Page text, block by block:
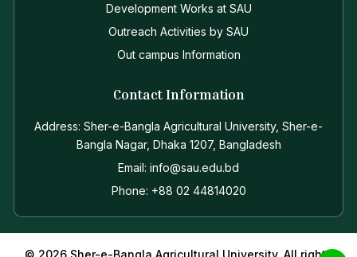
Development Works at SAU
Outreach Activities by SAU
Out campus Information
Contact Information
Address: Sher-e-Bangla Agricultural University, Sher-e-
Bangla Nagar, Dhaka 1207, Bangladesh
Email: info@sau.edu.bd
Phone: +88 02 44814020
© 2026 Sher-e-Bangla Agricultural University. All rights